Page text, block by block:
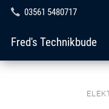
03561 5480717
Fred's Technikbude